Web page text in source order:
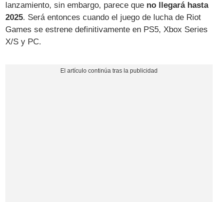
lanzamiento, sin embargo, parece que no llegará hasta
2025. Será entonces cuando el juego de lucha de Riot
Games se estrene definitivamente en PS5, Xbox Series
X/S y PC.